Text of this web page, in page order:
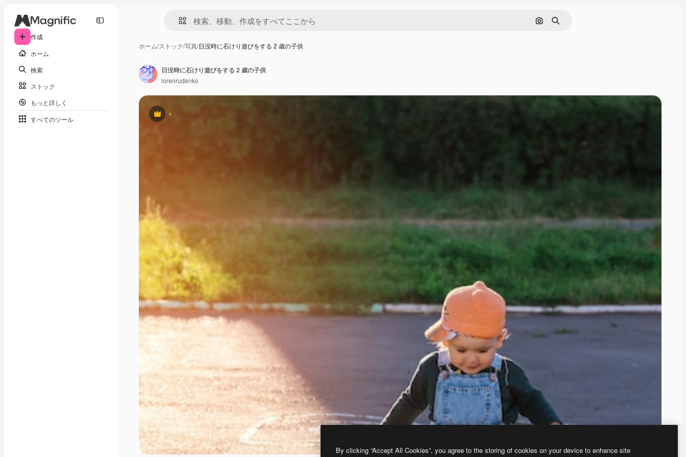
作成
ホーム
検索
ストック
もっと詳しく
すべてのツール
画像で検索
検索
ホーム/ストック/写真/日没時に石けり遊びをする 2 歳の子供
Premium
日没時に石けり遊びをする 2 歳の子供
lorenrudenko
By clicking “Accept All Cookies”, you agree to the storing of cookies on your device to enhance site